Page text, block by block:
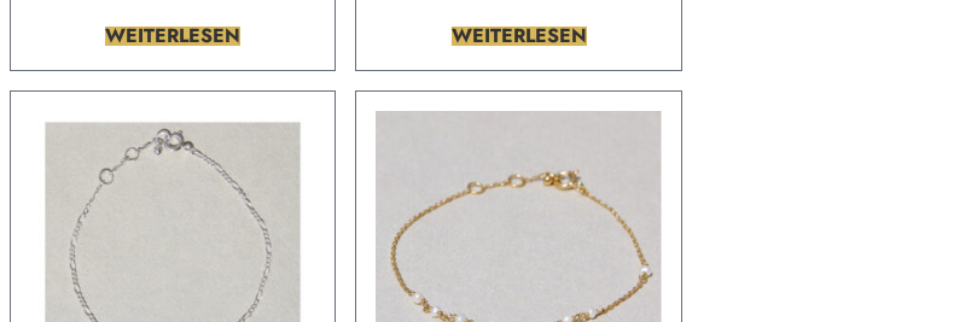
WEITERLESEN WEITERLESEN